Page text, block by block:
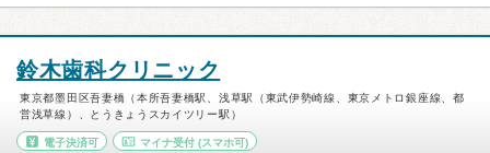
鈴木歯科クリニック
東京都墨田区吾妻橋（本所吾妻橋駅、浅草駅（東武伊勢崎線、東京メトロ銀座線、都
営浅草線）、とうきょうスカイツリー駅）
電子決済可 マイナ受付(スマホ可)